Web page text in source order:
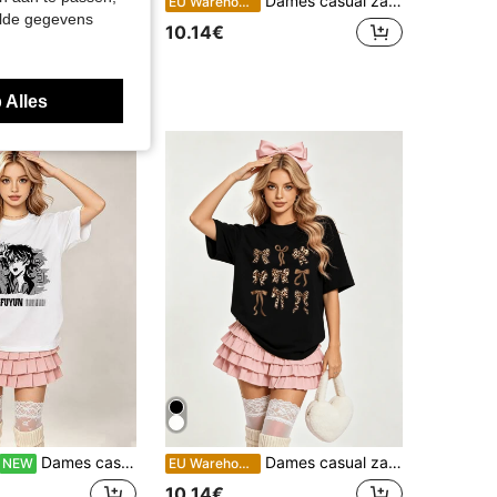
Effen kleur dames shorts met riem en kanten zoom voor nieuwjaarsfeestkleding
10.14€
NEW Dames casual zachte ronde hals korte mouwen T-shirt voor de zomer, anime karakter print grafisch voor lente en zomer dragen.Zwart EU Warehouse Dames casual zachte ronde hals korte mouw T-shirt voor de zomer, luipaardprint strikprint grafisch geschikt voor lente en zomer.
gegevens
Alles